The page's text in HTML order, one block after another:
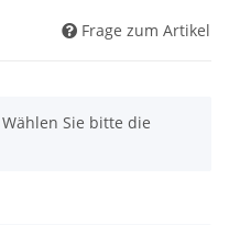
Frage zum Artikel
Sie bitte die